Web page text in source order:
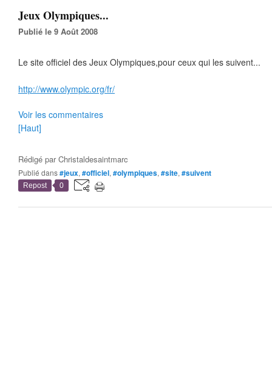
Jeux Olympiques...
Publié le 9 Août 2008
Le site officiel des Jeux Olympiques,pour ceux qui les suivent...
http://www.olympic.org/fr/
Voir les commentaires
[Haut]
Rédigé parChristaldesaintmarc
Publié dans#jeux, #officiel, #olympiques, #site, #suivent
Repost 0